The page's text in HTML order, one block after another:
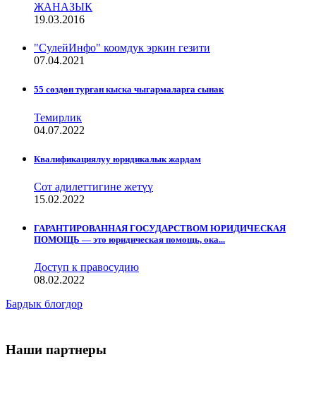
ЖАНАЗЫК
19.03.2016
"СулейИнфо" коомдук эркин гезити
07.04.2021
55 сөздөн турган кыска чыгармаларга сынак
Темирлик
04.07.2022
Квалификациялуу юридикалык жардам
Сот адилеттигине жетүү
15.02.2022
ГАРАНТИРОВАННАЯ ГОСУДАРСТВОМ ЮРИДИЧЕСКАЯ
ПОМОЩЬ — это юридическая помощь, ока...
Доступ к правосудию
08.02.2022
Бардык блогдор
Наши партнеры